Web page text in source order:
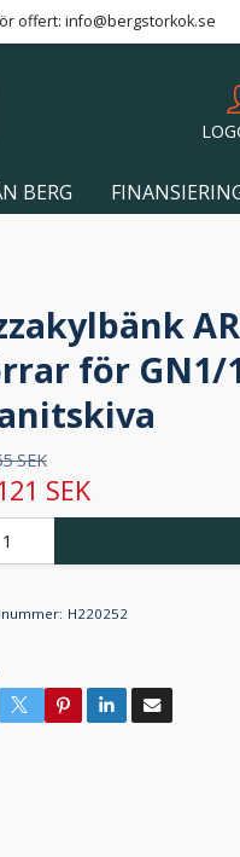
offert: info@bergstorkok.se
BERG
för GN1/
SEK
SEK
H220252